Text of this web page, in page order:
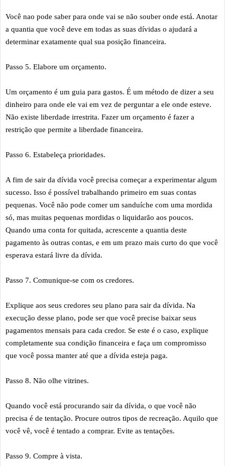
Você nao pode saber para onde vai se não souber onde está. Anotar
a quantia que você deve em todas as suas dívidas o ajudará a
determinar exatamente qual sua posição financeira.
Passo 5. Elabore um orçamento.
Um orçamento é um guia para gastos. É um método de dizer a seu
dinheiro para onde ele vai em vez de perguntar a ele onde esteve.
Não existe liberdade irrestrita. Fazer um orçamento é fazer a
restrição que permite a liberdade financeira.
Passo 6. Estabeleça prioridades.
A fim de sair da dívida você precisa começar a experimentar algum
sucesso. Isso é possível trabalhando primeiro em suas contas
pequenas. Você não pode comer um sanduíche com uma mordida
só, mas muitas pequenas mordidas o liquidarão aos poucos.
Quando uma conta for quitada, acrescente a quantia deste
pagamento às outras contas, e em um prazo mais curto do que você
esperava estará livre da dívida.
Passo 7. Comunique-se com os credores.
Explique aos seus credores seu plano para sair da dívida. Na
execução desse plano, pode ser que você precise baixar seus
pagamentos mensais para cada credor. Se este é o caso, explique
completamente sua condição financeira e faça um compromisso
que você possa manter até que a dívida esteja paga.
Passo 8. Não olhe vitrines.
Quando você está procurando sair da dívida, o que você não
precisa é de tentação. Procure outros tipos de recreação. Aquilo que
você vê, você é tentado a comprar. Evite as tentações.
Passo 9. Compre à vista.